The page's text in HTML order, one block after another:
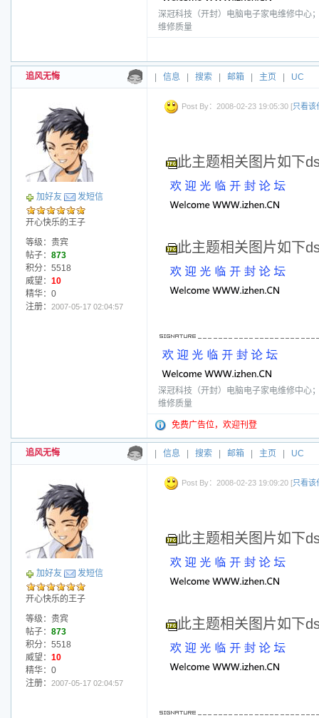
深冠科技（开封）电脑电子家电维修中心
维修质量
追风无悔 信息 搜索 邮箱 主页 UC
加好友 发短信
开心快乐的王子
等级：贵宾
帖子： 873
积分：5518
威望： 10
精华：0
注册： 2007-05-17 02:04:57
Post By：2008-02-23 19:05:30 [只看该
此主题相关图片如下
此主题相关图片如下
深冠科技（开封）电脑电子家电维修中心
维修质量
免费广告位，欢迎刊登
追风无悔 信息 搜索 邮箱 主页 UC
加好友 发短信
开心快乐的王子
等级：贵宾
帖子： 873
积分：5518
威望： 10
精华：0
注册： 2007-05-17 02:04:57
Post By：2008-02-23 19:09:20 [只看该
此主题相关图片如下
此主题相关图片如下